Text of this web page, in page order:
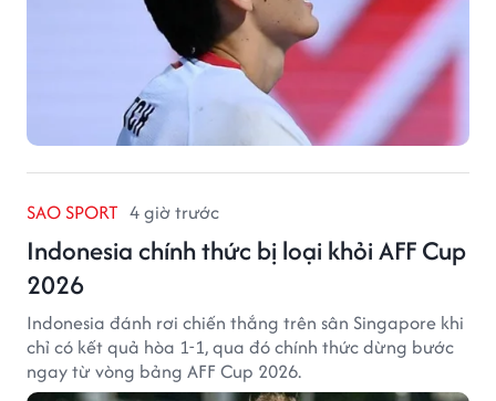
SAO SPORT 4 giờ trước
Indonesia chính thức bị loại khỏi AFF Cup
2026
Indonesia đánh rơi chiến thắng trên sân Singapore khi
chỉ có kết quả hòa 1-1, qua đó chính thức dừng bước
ngay từ vòng bảng AFF Cup 2026.